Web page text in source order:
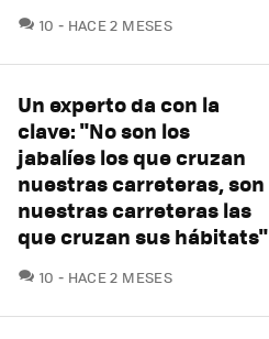
10 COMENTARIOS
HACE 2 MESES
Un experto da con la
clave: "No son los
jabalíes los que cruzan
nuestras carreteras, son
nuestras carreteras las
que cruzan sus hábitats"
10 COMENTARIOS
HACE 2 MESES